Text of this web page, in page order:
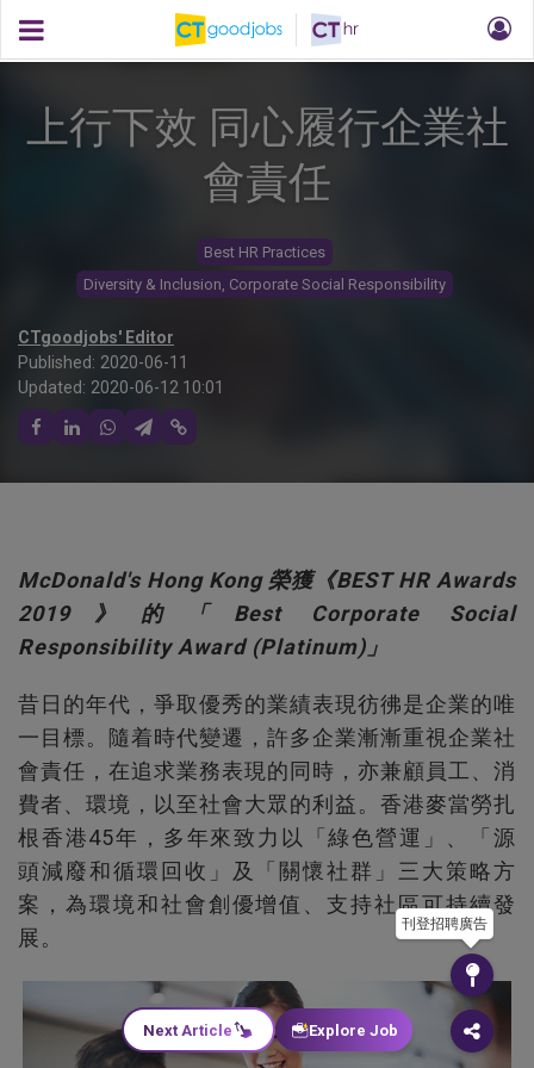
上行下效 同心履行企業社
會責任
Best HR Practices
Diversity & Inclusion, Corporate Social Responsibility
CTgoodjobs' Editor
Published: 2020-06-11
Updated: 2020-06-12 10:01
McDonald's Hong Kong 榮獲《BEST HR Awards
2019》的「Best Corporate Social
Responsibility Award (Platinum)」
昔日的年代，爭取優秀的業績表現彷彿是企業的唯
一目標。隨着時代變遷，許多企業漸漸重視企業社
會責任，在追求業務表現的同時，亦兼顧員工、消
費者、環境，以至社會大眾的利益。香港麥當勞扎
根香港45年，多年來致力以「綠色營運」、「源
頭減廢和循環回收」及「關懷社群」三大策略方
案，為環境和社會創優增值、支持社區可持續發
展。
刊登招聘廣告
Next Article Explore Job